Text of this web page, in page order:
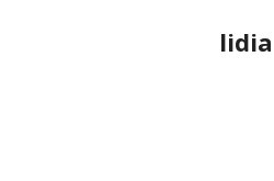
lidia